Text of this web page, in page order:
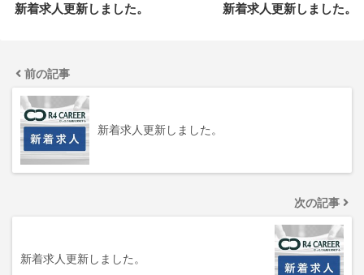
新着求人更新しました。 新着求人更新しました。
前の記事
新着求人更新しました。
次の記事
新着求人更新しました。